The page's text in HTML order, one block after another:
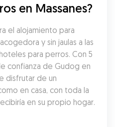
en Massanes?
el alojamiento para
y sin jaulas a las
para perros. Con 5
confianza de Gudog en
disfrutar de un
en casa, con toda la
en su propio hogar.